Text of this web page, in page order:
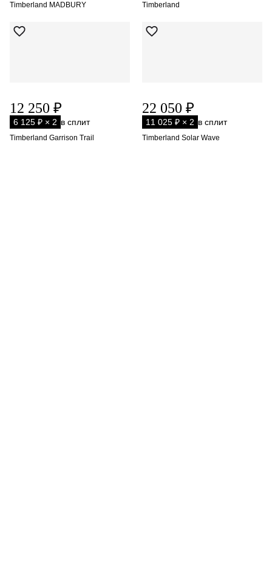
Timberland MADBURY Timberland
12 250 ₽
6 125 ₽ × 2 в сплит
Timberland Garrison Trail
22 050 ₽
11 025 ₽ × 2 в сплит
Timberland Solar Wave